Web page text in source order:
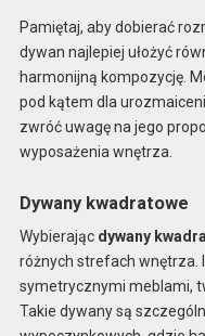
Pamiętaj, aby dobierać
dywan najlepiej ułożyć
harmonijną kompozycję.
pod kątem dla
zwróć uwagę na jego
wyposażenia wnętrza.
Dywany kwadratowe
Wybierając dywany
różnych strefach wnętrza.
symetrycznymi meblami,
Takie dywany są